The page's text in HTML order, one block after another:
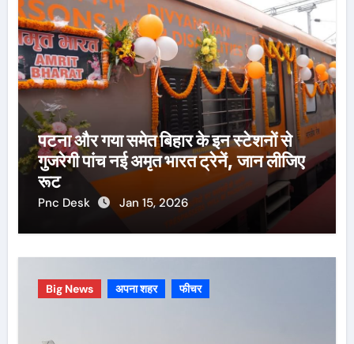
पटना और गया समेत बिहार के इन स्टेशनों से
गुजरेगी पांच नई अमृत भारत ट्रेनें, जान लीजिए
रूट
Pnc Desk Jan 15, 2026
Big News अपना शहर फीचर